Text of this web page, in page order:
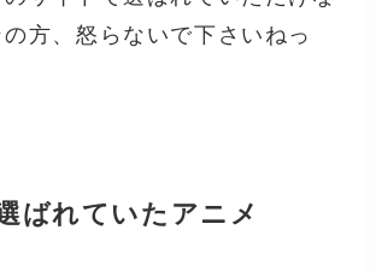
方、怒らないで下さいねっ
ばれていたアニメ